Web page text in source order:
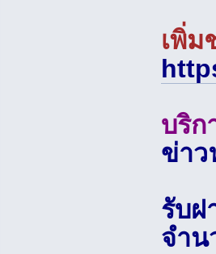
เพิ่ม
บริก
ข่าว
รับฝ
จำน